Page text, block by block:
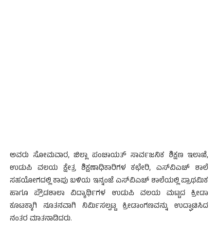
ಅವರು ಸೋಮವಾರ, ಜಿಲ್ಲಾ ಪಂಚಾಯತ್ ಸಾರ್ವಜನಿಕ ಶಿಕ್ಷಣ ಇಲಾಖೆ,
ಉಡುಪಿ ವಲಯ ಕ್ಷೇತ್ರ ಶಿಕ್ಷಣಾಧಿಕಾರಿಗಳ ಕಛೇರಿ, ಎಸ್‍ವಿಎಚ್ ಶಾಲೆ
ಸಹಯೋಗದಲ್ಲಿ ಕಾಪು ಬಳಿಯ ಇನ್ನಂಜೆ ಎಸ್‍ವಿಎಚ್ ಶಾಲೆಯಲ್ಲಿ ಪ್ರಾಥಮಿಕ
ಹಾಗೂ ಪ್ರೌಡಶಾಲಾ ವಿದ್ಯಾರ್ಥಿಗಳ ಉಡುಪಿ ವಲಯ ಮಟ್ಟದ ಕ್ರೀಡಾ
ಕೂಟಕ್ಕಾಗಿ ನೂತನವಾಗಿ ನಿರ್ಮಿಸಲ್ಪಟ್ಟ ಕ್ರೀಡಾಂಗಣವನ್ನು ಉದ್ಘಾಟಿಸಿದ
ನಂತರ ಮಾತನಾಡಿದರು.